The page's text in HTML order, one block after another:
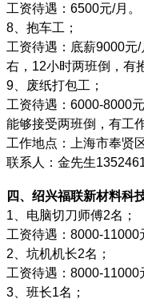
工资待遇：6500元/月。
8、抱车工；
工资待遇：底薪9000元
右，12小时两班倒，有
9、废纸打包工；
工资待遇：6000-8000
能够接受两班倒，有工
工作地点：上海市奉贤
联系人：金先生
四、绍兴福联新材料科
1、电脑切刀师傅2名；
工资待遇：8000-11000
2、坑机机长2名；
工资待遇：8000-11000
3、班长1名；